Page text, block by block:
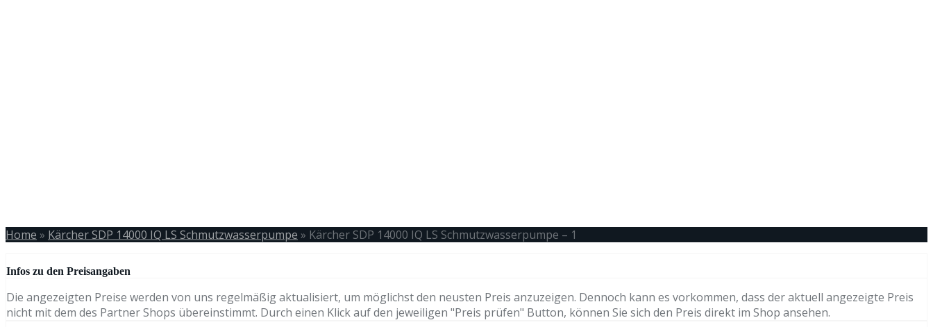
Home » Kärcher SDP 14000 IQ LS Schmutzwasserpumpe » Kärcher SDP 14000 IQ LS Schmutzwasserpumpe – 1
Infos zu den Preisangaben
Die angezeigten Preise werden von uns regelmäßig aktualisiert, um möglichst den neusten Preis anzuzeigen. Dennoch kann es vorkommen, dass der aktuell angezeigte Preis
nicht mit dem des Partner Shops übereinstimmt. Durch einen Klick auf den jeweiligen "Preis prüfen" Button, können Sie sich den Preis direkt im Shop ansehen.